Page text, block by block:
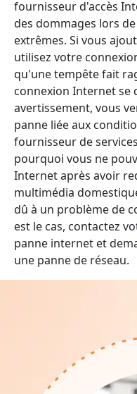
fournisseur d'accès
des dommages lors
extrêmes. Si vous
utilisez votre
qu'une tempête fait
connexion Internet se
avertissement, vous
panne liée aux
fournisseur de
pourquoi vous ne
Internet après avoir
multimédia
dû à un problème de
est le cas, contactez
panne internet et
une panne de réseau.